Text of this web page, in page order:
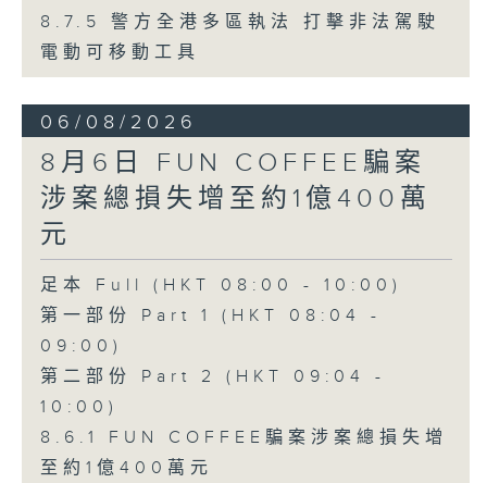
8.7.5 警方全港多區執法 打擊非法駕駛
電動可移動工具
06/08/2026
8月6日 FUN COFFEE騙案
涉案總損失增至約1億400萬
元
足本 Full (HKT 08:00 - 10:00)
第一部份 Part 1 (HKT 08:04 -
09:00)
第二部份 Part 2 (HKT 09:04 -
10:00)
8.6.1 FUN COFFEE騙案涉案總損失增
至約1億400萬元